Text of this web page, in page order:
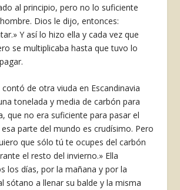
al principio, pero no lo suficiente
Dios le dijo, entonces:
Y así lo hi­zo ella y cada vez que
se multiplicaba hasta que tuvo lo
de otra viuda en Escan­dinavia
tonelada y media de carbón para
que no era suficiente para pasar el
parte del mundo es crudísimo. Pero
que sólo tú te ocupes del carbón
el resto del invierno.» Ella
los días, por la mañana y por la
sótano a llenar su balde y la misma